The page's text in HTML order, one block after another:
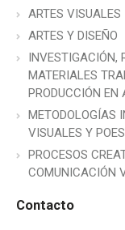
ARTES VISUALES
ARTES Y DISEÑO
INVESTIGACIÓN,
MATERIALES
PRODUCCIÓN EN
METODOLOGÍAS
VISUALES Y
PROCESOS
COMUNICACIÓN
Contacto